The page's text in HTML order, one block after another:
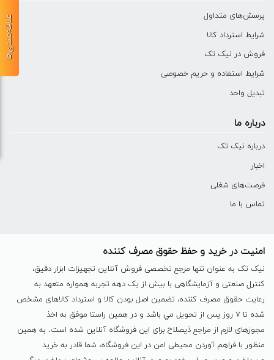
پرسش‌های متداول
شرایط استرداد کالا
فروش در نیک تک
شرایط استفاده و حریم خصوصی
تبدیل واحد
درباره ما
درباره نیک تک
اخبار
فرصت‌های شغلی
تماس با ما
امنیت در خرید و حفظ حقوق مصرف کننده
نیک تک به عنوان تنها مرجع تخصصی فروش آنلاین تجهیزات ابزار دقیق،
کنترل صنعتی و آزمایشگاهی با بیش از یک دهه تجربه همواره متعهد به
رعایت حقوق مصرف کننده، تضمین اصل بودن کالا و استرداد کالاهای مشخص
شده تا ٧ روز پس از تحویل مي باشد و در همين راستا موفق به اخذ
مجوزهای لازم از مراجع ذیصلاح برای این فروشگاه آنلاین شده است. به همين
منظور با فراهم آوردن محیطی امن در این فروشگاه، شما قادر به خرید
علاقه‌مندی‌ها